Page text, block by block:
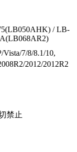
/ LB-
Vista/7/8/8.1/10,
2012/2012R2
禁止